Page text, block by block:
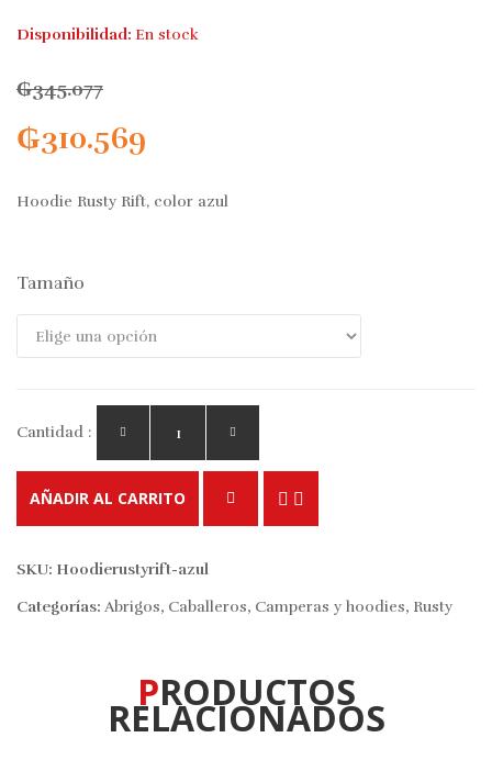
Disponibilidad: En stock
₲345.077
₲310.569
Hoodie Rusty Rift, color azul
Tamaño
Cantidad :
AÑADIR AL CARRITO
SKU: Hoodierustyrift-azul
Categorías: Abrigos, Caballeros, Camperas y hoodies, Rusty
PRODUCTOS
RELACIONADOS